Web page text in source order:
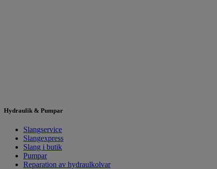
Hydraulik & Pumpar
Slangservice
Slangexpress
Slang i butik
Pumpar
Reparation av hydraulkolvar